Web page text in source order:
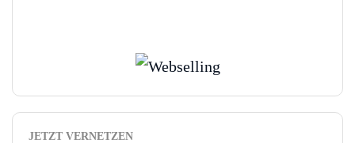
JETZT VERNETZEN